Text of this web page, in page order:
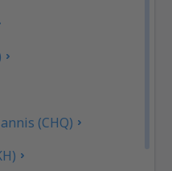
(CHQ)